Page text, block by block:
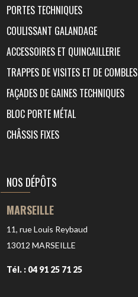
PORTES TECHNIQUES
COULISSANT GALANDAGE
ACCESSOIRES ET QUINCAILLERIE
TRAPPES DE VISITES ET DE COMBLES
FAÇADES DE GAINES TECHNIQUES
BLOC PORTE MÉTAL
CHÂSSIS FIXES
NOS DÉPÔTS
MARSEILLE
11, rue Louis Reybaud
13012MARSEILLE
Tél. : 04 91 25 71 25